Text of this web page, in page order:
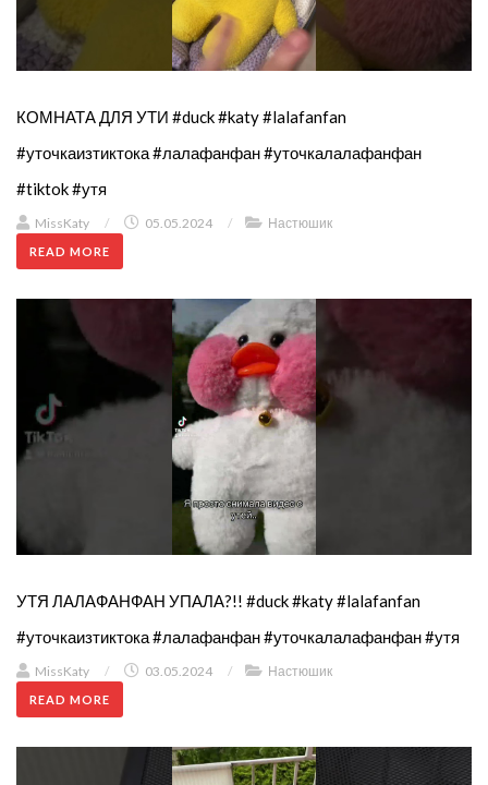
КОМНАТА ДЛЯ УТИ #duck #katy #lalafanfan
#уточкаизтиктока #лалафанфан #уточкалалафанфан
#tiktok #утя
MissKaty / 05.05.2024 / Настюшик
READ MORE
УТЯ ЛАЛАФАНФАН УПАЛА?!! #duck #katy #lalafanfan
#уточкаизтиктока #лалафанфан #уточкалалафанфан #утя
MissKaty / 03.05.2024 / Настюшик
READ MORE